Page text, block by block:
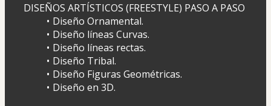
DISEÑOS ARTÍSTICOS (FREESTYLE) PASO A PASO
Diseño Ornamental.
Diseño líneas Curvas.
Diseño líneas rectas.
Diseño Tribal.
Diseño Figuras Geométricas.
Diseño en 3D.